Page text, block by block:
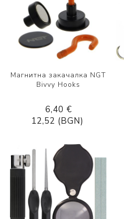
Магнитна закачалка NGT
Bivvy Hooks
6,40 €
12,52 (BGN)